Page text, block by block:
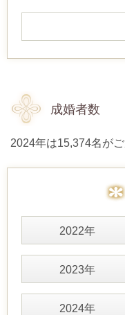
成婚者数
2024年は15,374名が
2022年
2023年
2024年